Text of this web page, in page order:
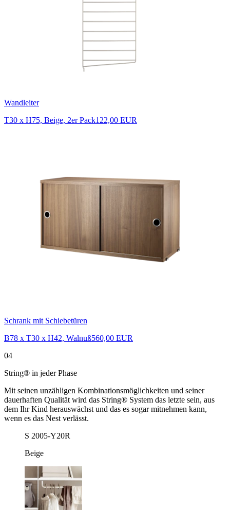
Wandleiter
T30 x H75, Beige, 2er Pack122,00 EUR
Schrank mit Schiebetüren
B78 x T30 x H42, Walnuß560,00 EUR
04
String® in jeder Phase
Mit seinen unzähligen Kombinationsmöglichkeiten und seiner
dauerhaften Qualität wird das String® System das letzte sein, aus
dem Ihr Kind herauswächst und das es sogar mitnehmen kann,
wenn es das Nest verlässt.
S 2005-Y20R
Beige